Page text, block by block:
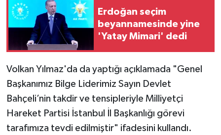
Erdoğan seçim
beyannamesinde yine
'Yatay Mimari' dedi
Volkan Yılmaz'da da yaptığı açıklamada "Genel
Başkanımız Bilge Liderimiz Sayın Devlet
Bahçeli’nin takdir ve tensipleriyle Milliyetçi
Hareket Partisi İstanbul İl Başkanlığı görevi
tarafımıza tevdi edilmiştir" ifadesini kullandı.